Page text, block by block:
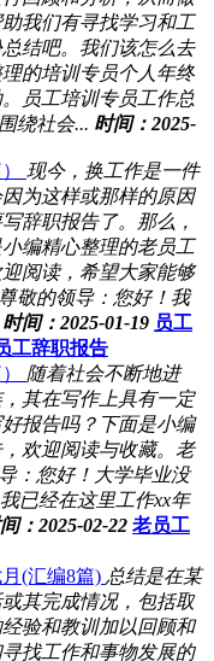
我们有寻找学习和工
结吧。我们该怎么去
的培训专员个人年终
员工培训专员工作总
绕社会... 时间：2025-
现今，换工作是一件
为这样或那样的原因
辞职报告了。那么，
编精心整理的老员工
阅读，希望大家能够
敬的领导：您好！我
时间：2025-01-19 员工
工辞职报告
随着社会不断地进
其在写作上具有一定
报告吗？下面是小编
欢迎阅读与收藏。老
：您好！大学毕业没
已经在这里工作xx年
：2025-02-22 老员工
(汇编8篇) 总结是在某
其完成情况，包括取
验和教训加以回顾和
找工作和事物发展的